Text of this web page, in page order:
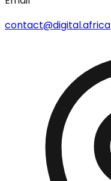
contact@digital.africa